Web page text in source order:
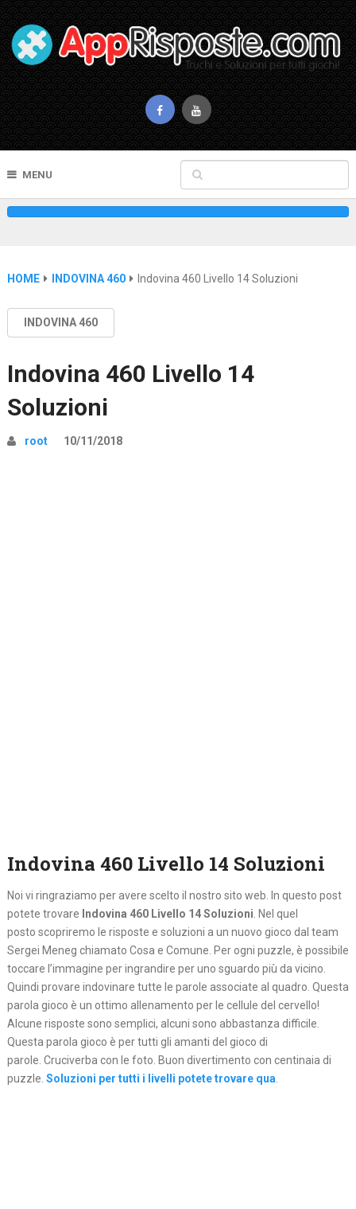
MENU
HOME INDOVINA 460 Indovina 460 Livello 14 Soluzioni
INDOVINA 460
Indovina 460 Livello 14
Soluzioni
root 10/11/2018
Indovina 460 Livello 14 Soluzioni
Noi vi ringraziamo per avere scelto il nostro sito web. In questo post
potete trovare Indovina 460 Livello 14 Soluzioni. Nel quel
posto scopriremo le risposte e soluzioni a un nuovo gioco dal team
Sergei Meneg chiamato Cosa e Comune. Per ogni puzzle, è possibile
toccare l’immagine per ingrandire per uno sguardo più da vicino.
Quindi provare indovinare tutte le parole associate al quadro. Questa
parola gioco è un ottimo allenamento per le cellule del cervello!
Alcune risposte sono semplici, alcuni sono abbastanza difficile.
Questa parola gioco è per tutti gli amanti del gioco di
parole. Cruciverba con le foto. Buon divertimento con centinaia di
puzzle. Soluzioni per tutti i livelli potete trovare qua.